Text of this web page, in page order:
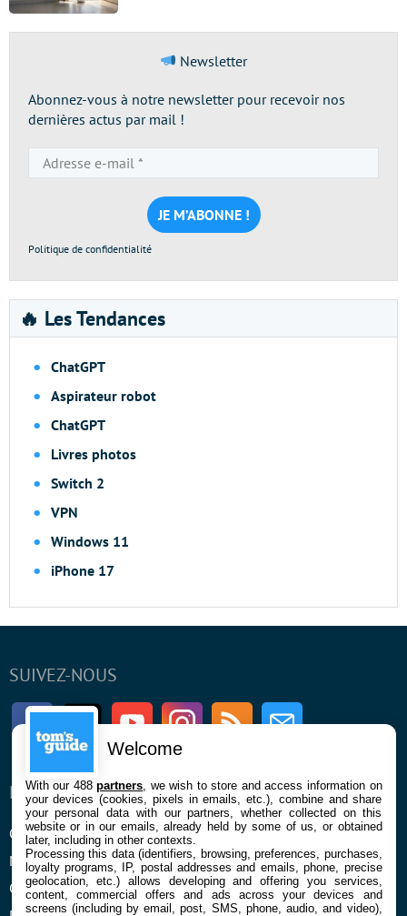
Newsletter
Abonnez-vous à notre newsletter pour recevoir nos
dernières actus par mail !
e-
mail
*
Politique de confidentialité
🔥 Les Tendances
ChatGPT
Aspirateur robot
ChatGPT
Livres photos
Switch 2
VPN
Windows 11
iPhone 17
SUIVEZ-NOUS
FacebookTwitter Youtube InstagramRSS Newsletter
ENTREPRISE
Qui sommes nous
Mentions légales et CGU
Confidentialité et Cookies
À PROPOS
La rédaction
Contact
Welcome
With our 488partners , we wish to store and access information on
your devices (cookies, pixels in emails, etc.), combine and share
your personal data with our partners, whether collected on this
website or in our emails, already held by some of us, or obtained
later, including in other contexts.
Processing this data (identifiers, browsing, preferences, purchases,
loyalty programs, IP, postal addresses and emails, phone, precise
geolocation, etc.) allows developing and offering you services,
content, commercial offers and ads across your devices and
screens (including by email, post, SMS, phone, audio, and video),